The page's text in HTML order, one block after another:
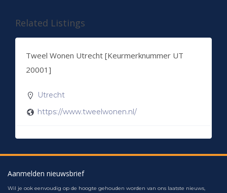
Related Listings
Tweel Wonen Utrecht [Keurmerknummer UT
20001]
Utrecht
https://www.tweelwonen.nl/
Aanmelden nieuwsbrief
Wil je ook eenvoudig op de hoogte gehouden worden van ons laatste nieuws,